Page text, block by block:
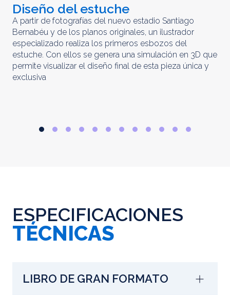
Diseño del estuche
A partir de fotografías del nuevo estadio Santiago
Bernabéu y de los planos originales, un ilustrador
especializado realiza los primeros esbozos del
estuche. Con ellos se genera una simulación en 3D que
permite visualizar el diseño final de esta pieza única y
exclusiva
ESPECIFICACIONES
TÉCNICAS
LIBRO DE GRAN FORMATO